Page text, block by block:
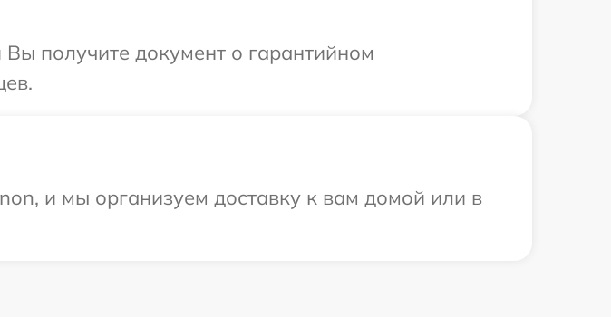
Вы получите документ о гарантийном
и мы организуем доставку к вам домой или в